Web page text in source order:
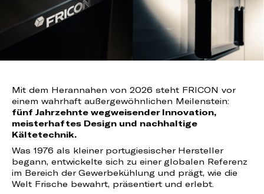
Mit dem Herannahen von 2026 steht FRICON vor
einem wahrhaft außergewöhnlichen Meilenstein:
fünf Jahrzehnte wegweisender Innovation,
meisterhaftes Design und nachhaltige
Kältetechnik.
Was 1976 als kleiner portugiesischer Hersteller
begann, entwickelte sich zu einer globalen Referenz
im Bereich der Gewerbekühlung und prägt, wie die
Welt Frische bewahrt, präsentiert und erlebt.